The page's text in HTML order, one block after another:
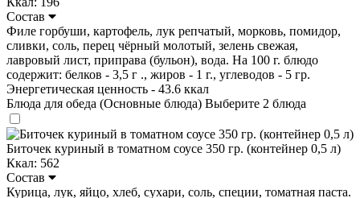
Состав
Филе горбуши, картофель, лук репчатый, морковь, помидор,
сливки, соль, перец чёрный молотый, зелень свежая,
лавровый лист, приправа (бульон), вода. На 100 г. блюдо
содержит: белков - 3,5 г ., жиров - 1 г., углеводов - 5 гр.
Энергетическая ценность - 43.6 ккал
Блюда для обеда (Основные блюда) Выберите 2 блюда
Биточек куриный в томатном соусе 350 гр. (контейнер 0,5 л)
Ккал: 562
Состав
Курица, лук, яйцо, хлеб, сухари, соль, специи, томатная паста.